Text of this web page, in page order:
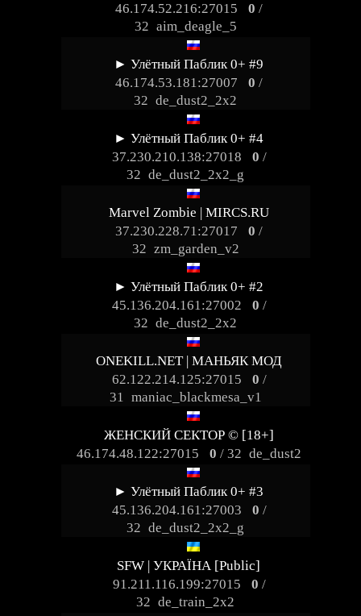
46.174.52.216:27015
0 /
32 aim_deagle_5
► Улётный Паблик 0+ #9
46.174.53.181:27007
0 /
32 de_dust2_2x2
► Улётный Паблик 0+ #4
37.230.210.138:27018
0 /
32 de_dust2_2x2_g
Marvel Zombie | MIRCS.RU
37.230.228.71:27017
0 /
32 zm_garden_v2
► Улётный Паблик 0+ #2
45.136.204.161:27002
0 /
32 de_dust2_2x2
ONEKILL.NET | МАНЬЯК МОД
62.122.214.125:27015
0 /
31 maniac_blackmesa_v1
ЖЕНСКИЙ СЕКТОР © [18+]
46.174.48.122:27015
0 / 32 de_dust2
► Улётный Паблик 0+ #3
45.136.204.161:27003
0 /
32 de_dust2_2x2_g
SFW | УКРАЇНА [Public]
91.211.116.199:27015
0 /
32 de_train_2x2